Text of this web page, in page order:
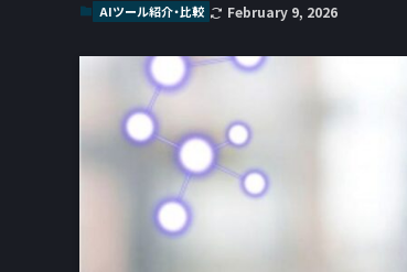
AIツール紹介・比較 February 9, 2026